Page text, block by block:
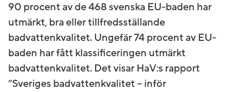
90 procent av de 468 svenska EU-baden har
utmärkt, bra eller tillfredsställande
badvattenkvalitet. Ungefär 74 procent av EU-
baden har fått klassificeringen utmärkt
badvattenkvalitet. Det visar HaV:s rapport
”Sveriges badvattenkvalitet – inför